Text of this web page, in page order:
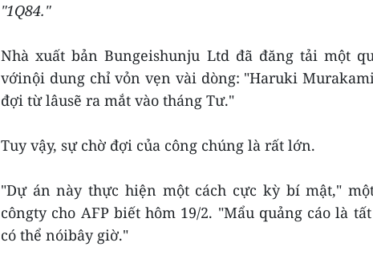
"1Q84."
Nhà xuất bản Bungeishunju Ltd đã đăng tải một
vớinội dung chỉ vỏn vẹn vài dòng: "Haruki
đợi từ lâusẽ ra mắt vào tháng Tư."
Tuy vậy, sự chờ đợi của công chúng là rất lớn.
"Dự án này thực hiện một cách cực kỳ bí mật,"
côngty cho AFP biết hôm 19/2. "Mẩu quảng cáo là
có thể nóibây giờ."